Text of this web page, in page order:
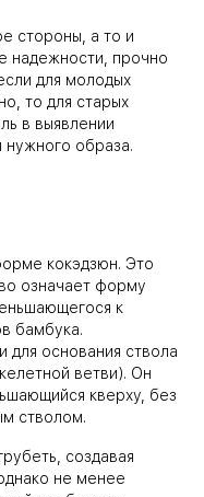
стороны, а то и
надежности, прочно
для молодых
то для старых
в выявлении
образа.
кокэдзюн. Это
означает форму
к
бамбука.
основания ствола
ветви). Он
кверху, без
стволом.
создавая
не менее